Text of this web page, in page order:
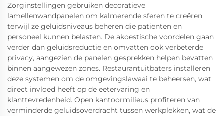
Zorginstellingen gebruiken decoratieve
lamellenwandpanelen om kalmerende sferen te creëren
terwijl ze geluidsniveaus beheren die patiënten en
personeel kunnen belasten. De akoestische voordelen gaan
verder dan geluidsreductie en omvatten ook verbeterde
privacy, aangezien de panelen gesprekken helpen bevatten
binnen aangewezen zones. Restaurantuitbaters installeren
deze systemen om de omgevingslawaai te beheersen, wat
direct invloed heeft op de eetervaring en
klanttevredenheid. Open kantoormilieus profiteren van
verminderde geluidsoverdracht tussen werkplekken, wat de